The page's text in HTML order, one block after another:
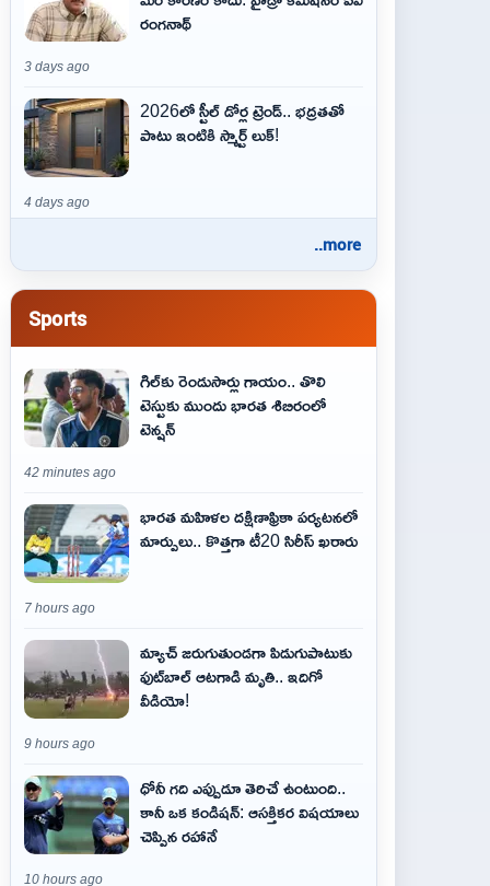
రంగనాథ్
3 days ago
2026లో స్టీల్ డోర్ల ట్రెండ్.. భద్రతతో
పాటు ఇంటికి స్మార్ట్ లుక్!
4 days ago
..more
Sports
గిల్‌కు రెండుసార్లు గాయం.. తొలి
టెస్టుకు ముందు భారత శిబిరంలో
టెన్షన్
42 minutes ago
భారత మహిళల దక్షిణాఫ్రికా పర్యటనలో
మార్పులు.. కొత్తగా టీ20 సిరీస్ ఖరారు
7 hours ago
మ్యాచ్ జరుగుతుండగా పిడుగుపాటుకు
ఫుట్‌బాల్ ఆటగాడి మృతి.. ఇదిగో
వీడియో!
9 hours ago
ధోనీ గది ఎప్పుడూ తెరిచే ఉంటుంది..
కానీ ఒక కండిషన్: ఆసక్తికర విషయాలు
చెప్పిన రహానే
10 hours ago